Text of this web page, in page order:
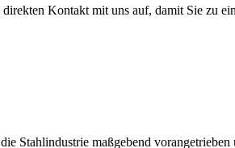
Kontakt mit uns auf, damit Sie zu
maßgebend